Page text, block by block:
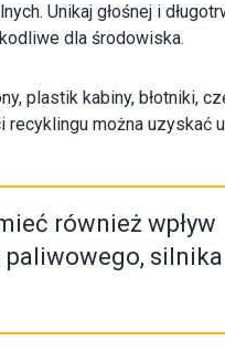
Unikaj głośnej i
dla środowiska.
plastik kabiny, błotniki,
można uzyskać
również wpływ
paliwowego,